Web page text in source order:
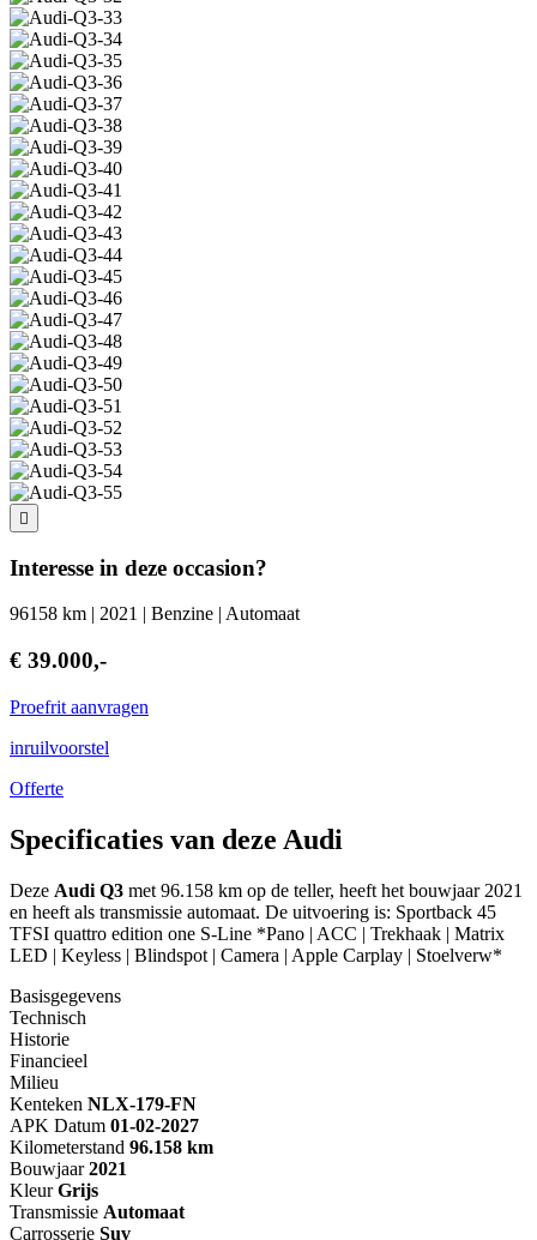
Interesse in deze occasion?
96158 km | 2021 | Benzine | Automaat
€ 39.000,-
Proefrit aanvragen
inruilvoorstel
Offerte
Specificaties van deze Audi
Deze Audi Q3 met 96.158 km op de teller, heeft het bouwjaar 2021
en heeft als transmissie automaat. De uitvoering is: Sportback 45
TFSI quattro edition one S-Line *Pano | ACC | Trekhaak | Matrix
LED | Keyless | Blindspot | Camera | Apple Carplay | Stoelverw*
Basisgegevens
Technisch
Historie
Financieel
Milieu
Kenteken NLX-179-FN
APK Datum 01-02-2027
Kilometerstand 96.158 km
Bouwjaar 2021
Kleur Grijs
Transmissie Automaat
Carrosserie Suv